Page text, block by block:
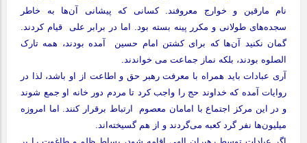
نام مارقین و خوارج معروفند. کسانی که پیشانی آن‌ها به خاطر
سجده‌های طولانی و مکرر پینه بسته بود. اما در برابر علی قیام کردند.
گمان نکنید آن‌ها که برای کشتن امام حسین آمده بودند، همه تارک
الصلوه بودند، بلکه نماز جماعت می خواندند.
آری عبادات باید همراه با معرفت رهبر حق و اطاعت از او باشد، لذا در
روایات آمده که خداوند حج را واجب کرد تا مردم دور خانه او جمع شوند
و در این مرکز اجتماع با امامان معصوم ارتباط برقرار کنند. اما امروزه
میلیون‌ها نفر گرد کعبه می‌گردند و از هم گسیخته‌اند.